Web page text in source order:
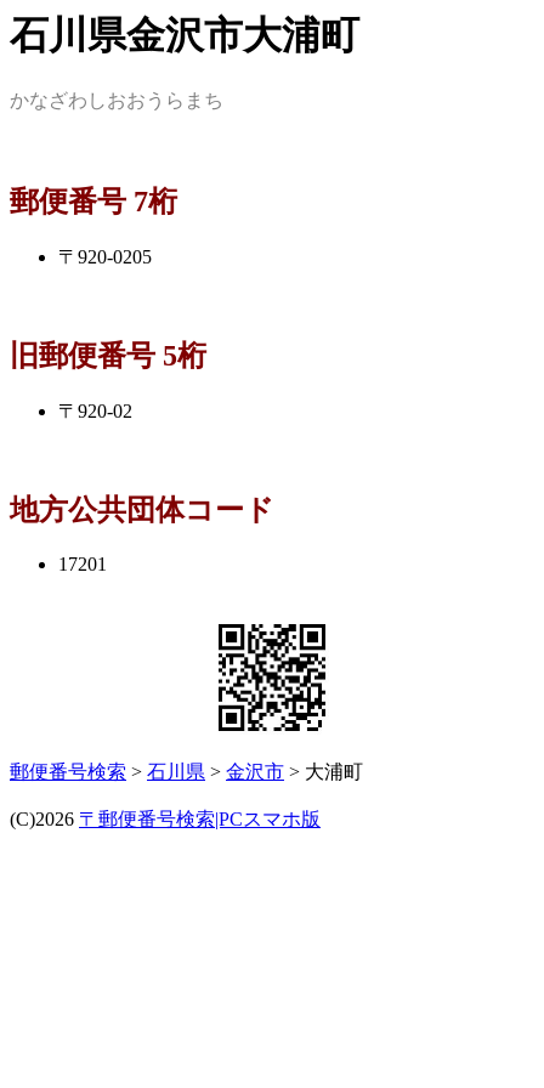
石川県金沢市大浦町
かなざわしおおうらまち
郵便番号 7桁
〒920-0205
旧郵便番号 5桁
〒920-02
地方公共団体コード
17201
郵便番号検索 > 石川県 > 金沢市 > 大浦町
(C)2026 〒郵便番号検索|PCスマホ版